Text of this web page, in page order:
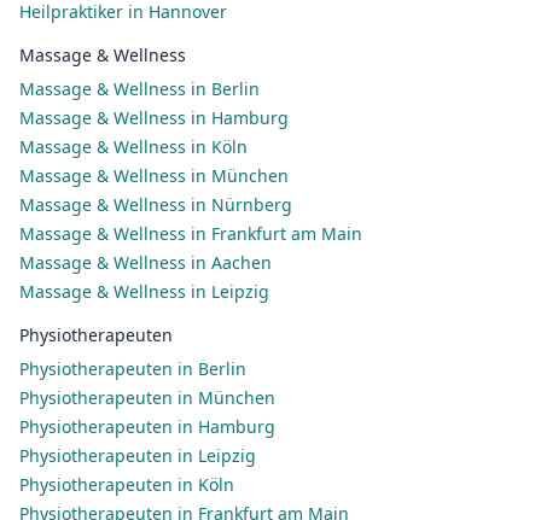
Heilpraktiker in Hannover
Massage & Wellness
Massage & Wellness in Berlin
Massage & Wellness in Hamburg
Massage & Wellness in Köln
Massage & Wellness in München
Massage & Wellness in Nürnberg
Massage & Wellness in Frankfurt am Main
Massage & Wellness in Aachen
Massage & Wellness in Leipzig
Physiotherapeuten
Physiotherapeuten in Berlin
Physiotherapeuten in München
Physiotherapeuten in Hamburg
Physiotherapeuten in Leipzig
Physiotherapeuten in Köln
Physiotherapeuten in Frankfurt am Main